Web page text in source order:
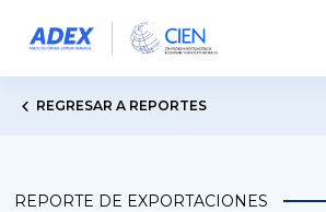
REGRESAR A REPORTES
REPORTE DE EXPORTACIONES